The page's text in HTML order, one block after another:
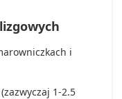
i
1-2.5